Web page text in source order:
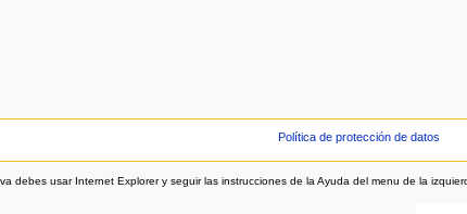
Política de protección de datos
debes usar Internet Explorer y seguir las instrucciones de la Ayuda del menu de la